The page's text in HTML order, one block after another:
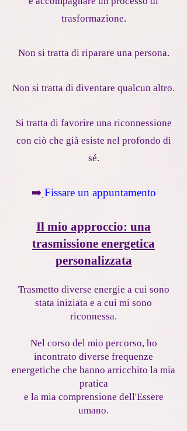
trasformazione.
Non si tratta di riparare una persona.
Non si tratta di diventare qualcun altro.
Si tratta di favorire una riconnessione
con ciò che già esiste nel profondo di
sé.
➡️ Fissare un appuntamento
Il mio approccio: una
trasmissione energetica
personalizzata
Trasmetto diverse energie a cui sono
stata iniziata e a cui mi sono
riconnessa.
Nel corso del mio percorso, ho
incontrato diverse frequenze
energetiche che hanno arricchito la mia
pratica
e la mia comprensione dell'Essere
umano.